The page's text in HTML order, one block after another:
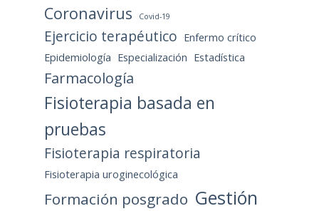
Coronavirus
Covid-19
Ejercicio terapéutico Enfermo crítico
Epidemiología Especialización Estadística
Farmacología
Fisioterapia basada en
pruebas
Fisioterapia respiratoria
Fisioterapia uroginecológica
Formación posgrado Gestión